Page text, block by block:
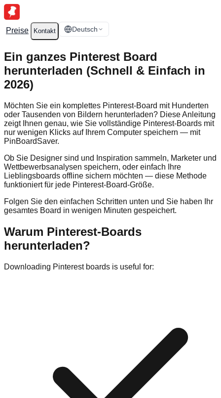
Preise Kontakt Deutsch
Ein ganzes Pinterest Board
herunterladen (Schnell & Einfach in
2026)
Möchten Sie ein komplettes Pinterest-Board mit Hunderten
oder Tausenden von Bildern herunterladen? Diese Anleitung
zeigt Ihnen genau, wie Sie vollständige Pinterest-Boards mit
nur wenigen Klicks auf Ihrem Computer speichern — mit
PinBoardSaver.
Ob Sie Designer sind und Inspiration sammeln, Marketer und
Wettbewerbsanalysen speichern, oder einfach Ihre
Lieblingsboards offline sichern möchten — diese Methode
funktioniert für jede Pinterest-Board-Größe.
Folgen Sie den einfachen Schritten unten und Sie haben Ihr
gesamtes Board in wenigen Minuten gespeichert.
Warum Pinterest-Boards
herunterladen?
Downloading Pinterest boards is useful for: